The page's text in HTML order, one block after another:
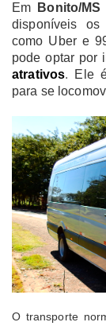
Em Bonito/MS
disponíveis
como Uber e
pode optar por
atrativos. Ele
para se
O transporte